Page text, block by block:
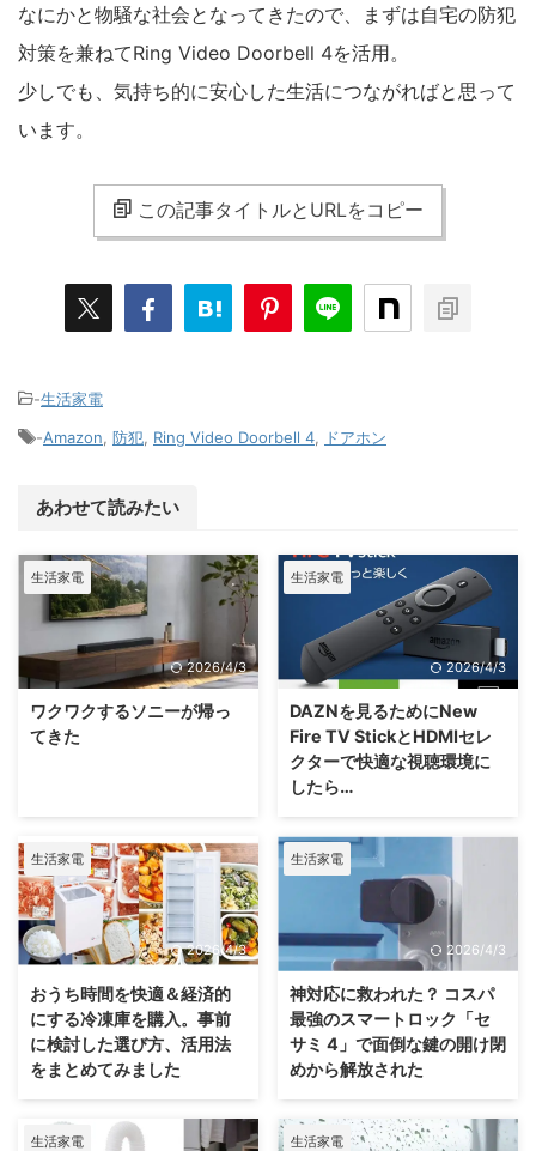
なにかと物騒な社会となってきたので、まずは自宅の防犯
対策を兼ねてRing Video Doorbell 4を活用。
少しでも、気持ち的に安心した生活につながればと思って
います。
この記事タイトルとURLをコピー
-生活家電
-Amazon 防犯 Ring Video Doorbell 4 ドアホン
あわせて読みたい
生活家電
2026/4/3
ワクワクするソニーが帰っ
てきた
生活家電
2026/4/3
DAZNを見るためにNew
Fire TV StickとHDMIセレ
クターで快適な視聴環境に
したら…
生活家電
2026/4/3
おうち時間を快適＆経済的
にする冷凍庫を購入。事前
に検討した選び方、活用法
をまとめてみました
生活家電
2026/4/3
神対応に救われた？ コスパ
最強のスマートロック「セ
サミ 4」で面倒な鍵の開け閉
めから解放された
生活家電 生活家電